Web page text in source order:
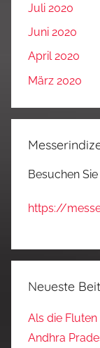
Juli 2020
Juni 2020
April 2020
März 2020
Besuchen
https://
Neueste
Als die
Andhra